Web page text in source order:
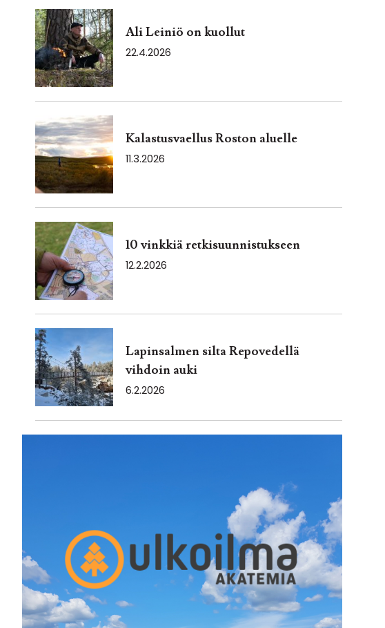
Ali Leiniö on kuollut
22.4.2026
Kalastusvaellus Roston aluelle
11.3.2026
10 vinkkiä retkisuunnistukseen
12.2.2026
Lapinsalmen silta Repovedellä
vihdoin auki
6.2.2026